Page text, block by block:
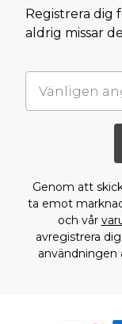
Registrera dig
aldrig missar
Genom att
ta emot
och vår
avregistrera
användningen